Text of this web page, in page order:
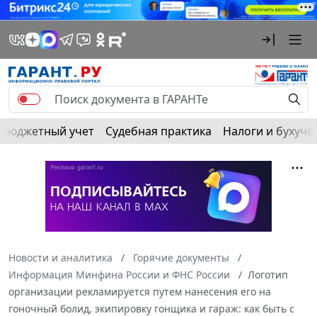
Бюджетный учет Судебная практика Налоги и
Новости и аналитика
Горячие документы
Информация Минфина России и ФНС России
Логотип
организации рекламируется путем нанесения его на
гоночный болид, экипировку гонщика и гараж: как быть с